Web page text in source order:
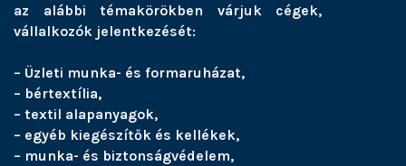
az alábbi témakörökben várjuk cégek,
vállalkozók jelentkezését:
– Üzleti munka- és formaruházat,
– bértextília,
– textil alapanyagok,
– egyéb kiegészítők és kellékek,
– munka- és biztonságvédelem,